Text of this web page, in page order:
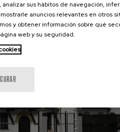
sus hábitos de navegación,
anuncios relevantes en otros
y obtener información sobre qué
web y su seguridad.